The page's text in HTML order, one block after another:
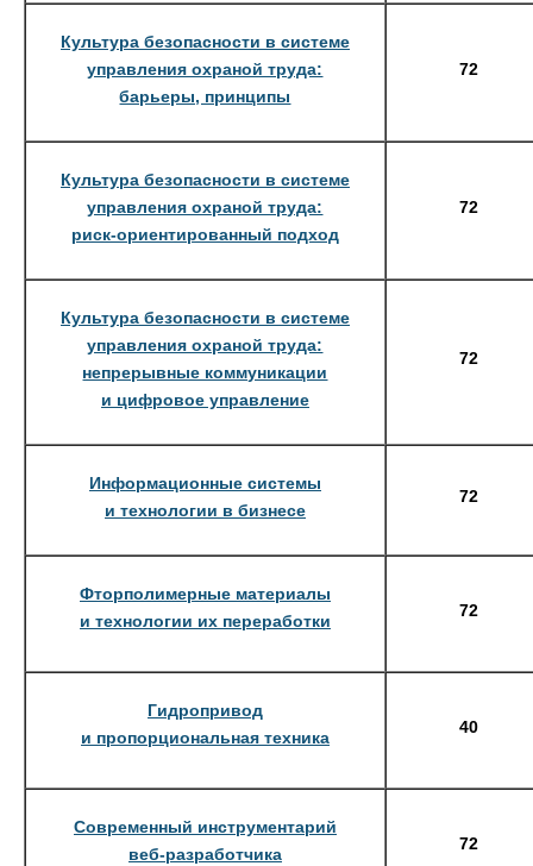
Культура безопасности в системе
управления охраной труда:
барьеры, принципы
72
Культура безопасности в системе
управления охраной труда:
риск-ориентированный подход
72
Культура безопасности в системе
управления охраной труда:
непрерывные коммуникации
и цифровое управление
72
Информационные системы
и технологии в бизнесе
72
Фторполимерные материалы
и технологии их переработки
72
Гидропривод
и пропорциональная техника
40
Современный инструментарий
веб-разработчика
72